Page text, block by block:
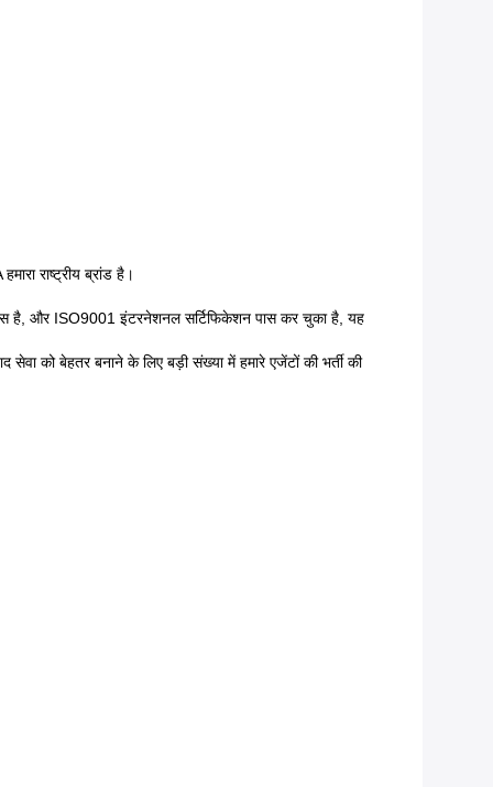
राष्ट्रीय ब्रांड है।
है, और ISO9001 इंटरनेशनल सर्टिफिकेशन पास कर चुका है, यह
सेवा को बेहतर बनाने के लिए बड़ी संख्या में हमारे एजेंटों की भर्ती की